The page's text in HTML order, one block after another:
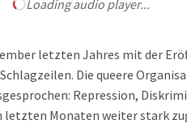
Loading audio player...
letzten Jahres mit der
Die queere
Repression,
letzten Monaten weiter stark